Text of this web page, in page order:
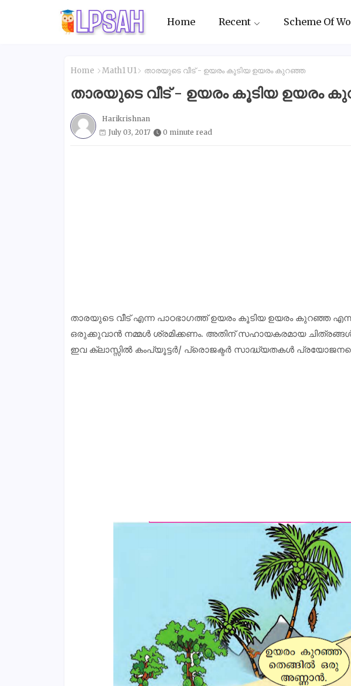
Home Recent Scheme Of
Home Math1 U1 താരയുടെ വീട് - ഉയരം കൂടിയ ഉയരം കുറഞ്ഞ
താരയുടെ വീട് - ഉയരം കൂടിയ ഉയരം
Harikrishnan
July 03, 2017
0 minute read
താരയുടെ വീട് എന്ന പാഠഭാഗത്ത് ഉയരം കൂടിയ ഉയരം കുറഞ്ഞ
ഒരുക്കുവാൻ നമ്മൾ ശ്രമിക്കണം. അതിന് സഹായകരമായ
ഇവ ക്ലാസ്സിൽ കംപ്യൂട്ടർ/ പ്രൊജക്ടർ സാദ്ധ്യതകൾ